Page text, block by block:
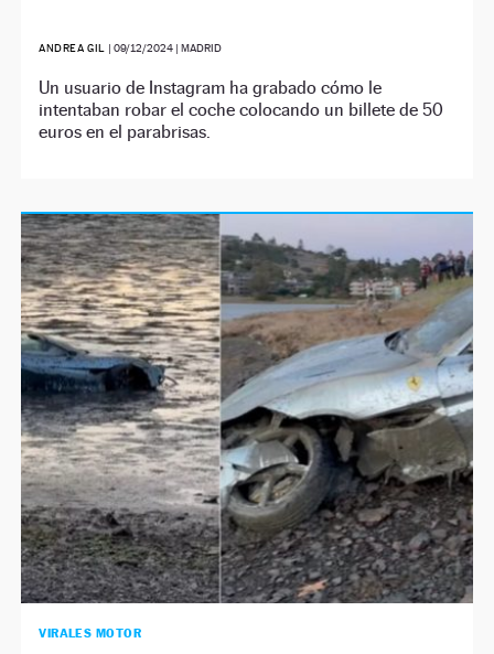
ANDREA GIL | 09/12/2024| MADRID
Un usuario de Instagram ha grabado cómo le
intentaban robar el coche colocando un billete de 50
euros en el parabrisas.
VIRALES MOTOR